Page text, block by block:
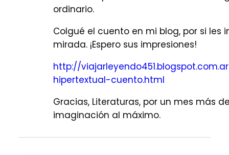
ordinario.
Colgué el cuento en mi blog, por si les
mirada. ¡Espero sus impresiones!
http://
hipertextual-cuento.html
Gracias, Literaturas, por un mes más
imaginación al máximo.